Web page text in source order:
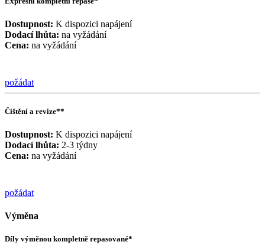
Dostupnost: K dispozici napájení
Dodací lhůta: na vyžádání
Cena: na vyžádání
požádat
Čištění a revize**
Dostupnost: K dispozici napájení
Dodací lhůta: 2-3 týdny
Cena: na vyžádání
požádat
Výměna
Díly výměnou kompletně repasované*